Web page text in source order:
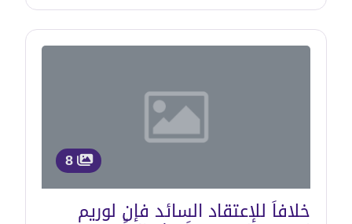
8
خلافاَ للإعتقاد السائد فإن لوريم